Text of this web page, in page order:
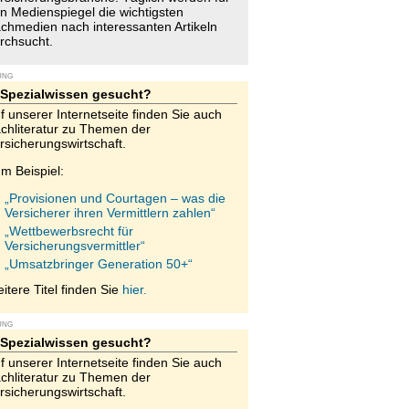
Medienspiegel die wichtigsten
nach interessanten Artikeln
Spezialwissen gesucht?
unserer Internetseite finden Sie auch
zu Themen der
Beispiel:
„Provisionen und Courtagen – was die
Versicherer ihren Vermittlern zahlen“
„Wettbewerbsrecht für
Versicherungsvermittler“
„Umsatzbringer Generation 50+“
Titel finden Sie hier.
Spezialwissen gesucht?
unserer Internetseite finden Sie auch
zu Themen der